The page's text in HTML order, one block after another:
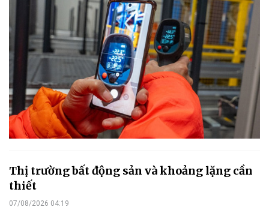
Thị trường bất động sản và khoảng lặng cần
thiết
07/08/2026 04:19